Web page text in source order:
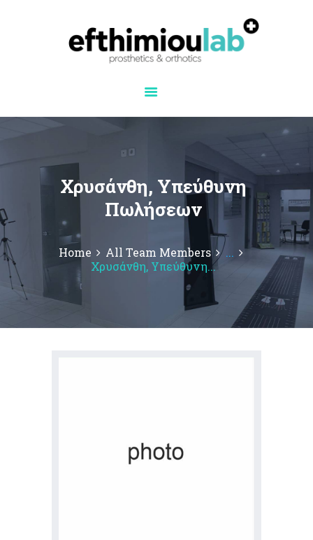
Χρυσάνθη, Υπεύθυνη
Πωλήσεων
Home All Team Members
...
Χρυσάνθη, Υπεύθυνη...
Efthimiou lab
ΣΧΕΤΙΚΆ ΜΕ ΕΜΆΣ
PROSTHETICS
3D ΚΑΙΝΟΤΟΜΊΑ
ΣΥΝΕΡΓΑΣΊΕΣ
ΕΠΙΚΟΙΝΩΝΊΑ